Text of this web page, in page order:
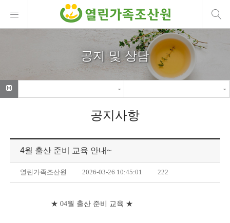
공지 및 상담
공지사항
4월 출산 준비 교육 안내~
열린가족조산원 2026-03-26 10:45:01 222
★ 04월 출산 준비 교육 ★